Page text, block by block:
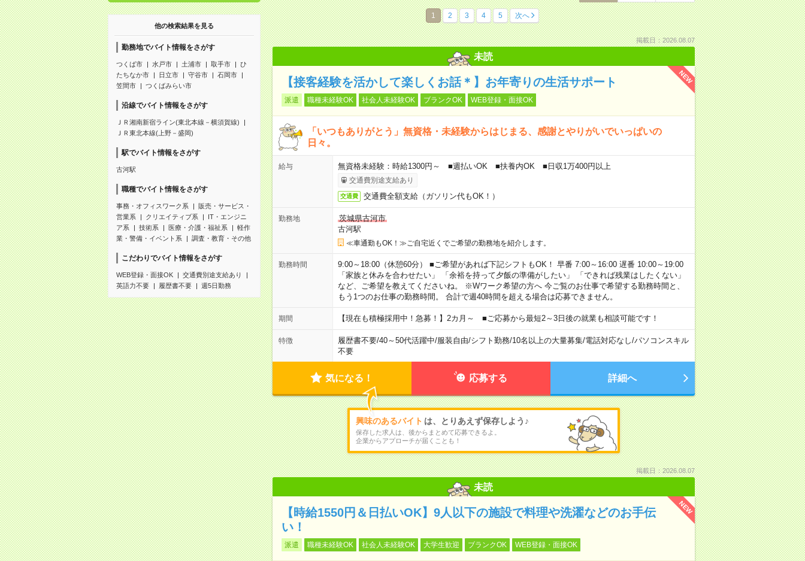
他の検索結果を見る
勤務地でバイト情報をさがす
つくば市 水戸市 土浦市 取手市
ひ
たちなか市
日立市 守谷市
石岡市
笠間市
つくばみらい市
沿線でバイト情報をさがす
ＪＲ湘南新宿ライン(東北本線－横須賀線)
ＪＲ東北本線(上野－盛岡)
駅でバイト情報をさがす
古河駅
職種でバイト情報をさがす
事務・オフィスワーク系
販売・サービス・
営業系
クリエイティブ系
IT・エンジニ
ア系
技術系 医療・介護・福祉系
軽作
業・警備・イベント系
調査・教育・その他
こだわりでバイト情報をさがす
WEB登録・面接OK
交通費別途支給あり
英語力不要
履歴書不要 週5日勤務
1 2 3 4 5 次へ
掲載日：2026.08.07
未読
NEW
【接客経験を活かして楽しくお話＊】お年寄りの生活サポート
派遣 職種未経験OK 社会人未経験OK ブランクOK WEB登録・面接OK
「いつもありがとう」無資格・未経験からはじまる、感謝とやりがいでいっぱいの
日々。
給与 無資格未経験：時給1300円～ ■週払いOK ■扶養内OK ■日収1万400円以上
交通費別途支給あり
交通費 交通費全額支給（ガソリン代もOK！）
勤務地
茨城県古河市
古河駅
≪車通勤もOK！≫ご自宅近くでご希望の勤務地を紹介します。
勤務時間
9:00～18:00（休憩60分） ■ご希望があれば下記シフトもOK！ 早番 7:00～16:00 遅番 10:00～19:00
「家族と休みを合わせたい」 「余裕を持って夕飯の準備がしたい」 「できれば残業はしたくない」
など、ご希望を教えてくださいね。 ※Wワーク希望の方へ 今ご覧のお仕事で希望する勤務時間と、
もう1つのお仕事の勤務時間。 合計で週40時間を超える場合は応募できません。
期間 【現在も積極採用中！急募！】2カ月～ ■ご応募から最短2～3日後の就業も相談可能です！
特徴 履歴書不要/40～50代活躍中/服装自由/シフト勤務/10名以上の大量募集/電話対応なし/パソコンスキル
不要
気になる！ 応募する 詳細へ
興味のあるバイト は、とりあえず保存しよう♪
保存した求人は、後からまとめて応募できるよ。
企業からアプローチが届くことも！
掲載日：2026.08.07
未読
NEW
【時給1550円＆日払いOK】9人以下の施設で料理や洗濯などのお手伝
い！
派遣 職種未経験OK 社会人未経験OK 大学生歓迎 ブランクOK WEB登録・面接OK